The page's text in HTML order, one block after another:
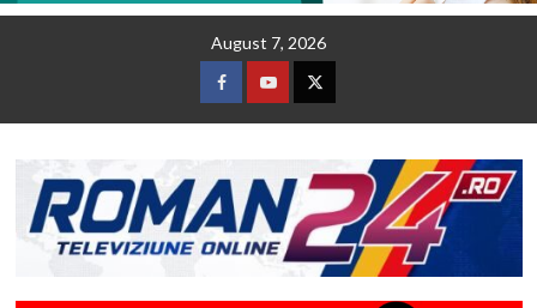
August 7, 2026
FacebookYoutubeTwitter